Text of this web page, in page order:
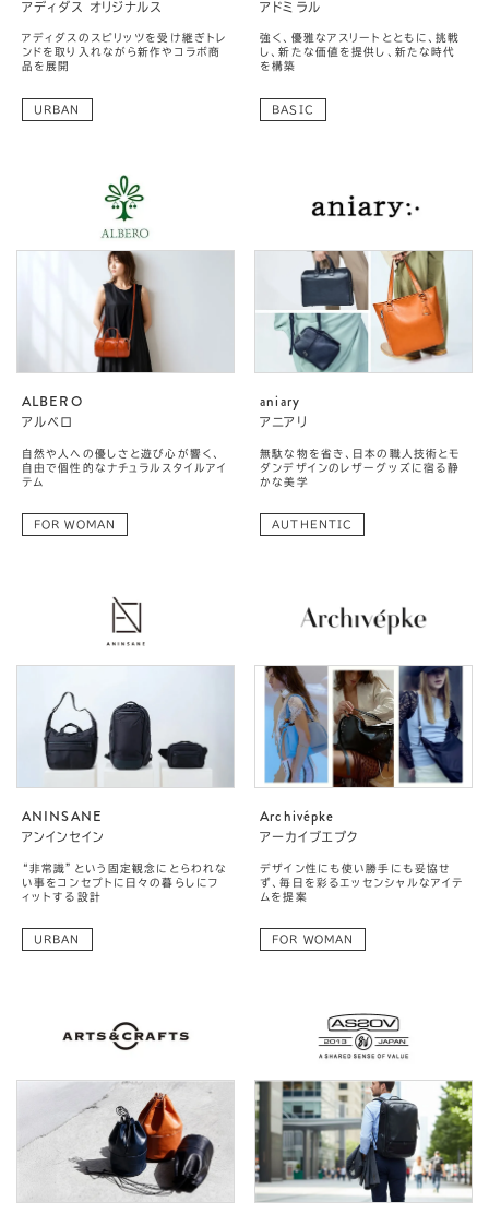
アディダス オリジナルス
アディダスのスピリッツを受け継ぎトレ
ンドを取り入れながら新作やコラボ商
品を展開
URBAN
アドミラル
強く、優雅なアスリートとともに、挑戦
し、新たな価値を提供し、新たな時代
を構築
BASIC
ALBERO
アルベロ
自然や人への優しさと遊び心が響く、
自由で個性的なナチュラルスタイルアイ
テム
FOR WOMAN
aniary
アニアリ
無駄な物を省き、日本の職人技術とモ
ダンデザインのレザーグッズに宿る静
かな美学
AUTHENTIC
ANINSANE
アンインセイン
“非常識”という固定観念にとらわれな
い事をコンセプトに日々の暮らしにフ
ィットする設計
URBAN
Archivépke
アーカイブエプク
デザイン性にも使い勝手にも妥協せ
ず、毎日を彩るエッセンシャルなアイテ
ムを提案
FOR WOMAN